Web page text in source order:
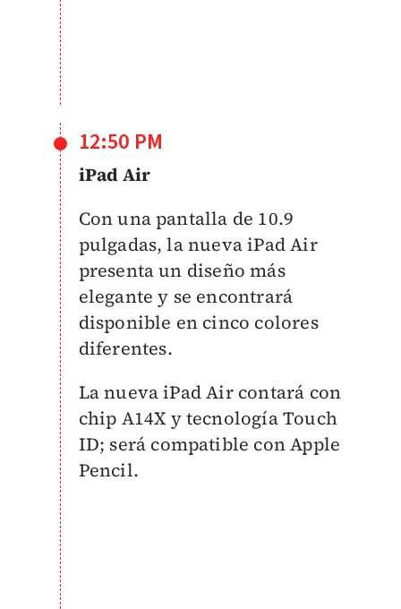
12:50 PM
iPad Air
Con una pantalla de 10.9
pulgadas, la nueva iPad Air
presenta un diseño más
elegante y se encontrará
disponible en cinco colores
diferentes.
La nueva iPad Air contará con
chip A14X y tecnología Touch
ID; será compatible con Apple
Pencil.